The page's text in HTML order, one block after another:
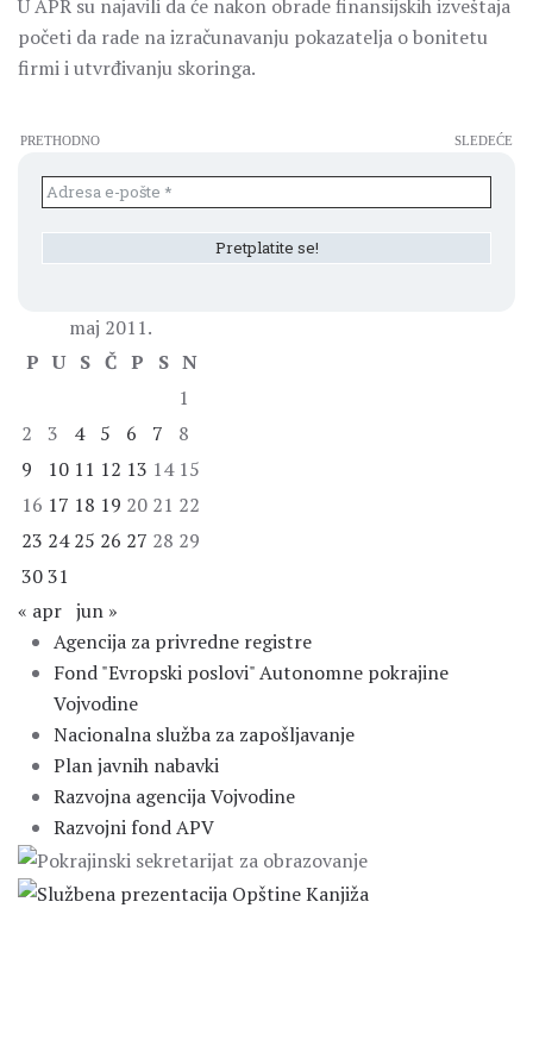
U APR su najavili da će nakon obrade finansijskih izveštaja
početi da rade na izračunavanju pokazatelja o bonitetu
firmi i utvrđivanju skoringa.
PRETHODNO SLEDEĆE
maj 2011.
P U S Č P S N
1
2
3 4 5 6 7
8
9
10 11 12 13 14 15
16 17 18 19 20 21 22
23 24 25 26 27 28 29
3031
« apr jun »
Agencija za privredne registre
Fond "Evropski poslovi" Autonomne pokrajine
Vojvodine
Nacionalna služba za zapošljavanje
Plan javnih nabavki
Razvojna agencija Vojvodine
Razvojni fond APV